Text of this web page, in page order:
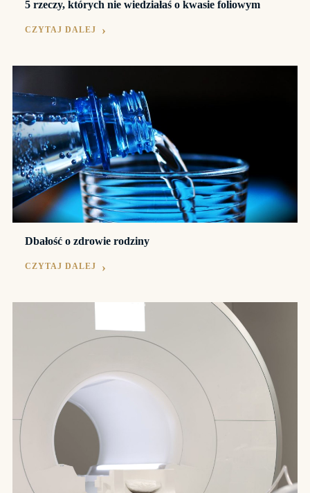
5 rzeczy, których nie wiedziałaś o kwasie foliowym
CZYTAJ DALEJ
Dbałość o zdrowie rodziny
CZYTAJ DALEJ